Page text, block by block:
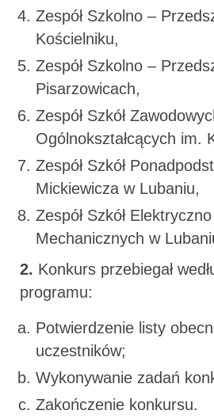
Zespół Szkolno –
Kościelniku,
Zespół Szkolno –
Pisarzowicach,
Zespół Szkół
Ogólnokształcących im.
Zespół Szkół
Mickiewicza w Lubaniu,
Zespół Szkół
Mechanicznych w
2. Konkurs przebiegał
programu:
Potwierdzenie listy
uczestników;
Wykonywanie zadań
Zakończenie konkursu.